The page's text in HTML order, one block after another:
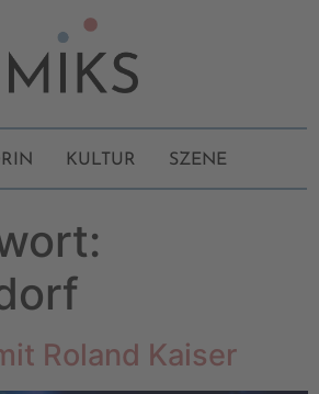
KULTUR SZENE
Roland Kaiser